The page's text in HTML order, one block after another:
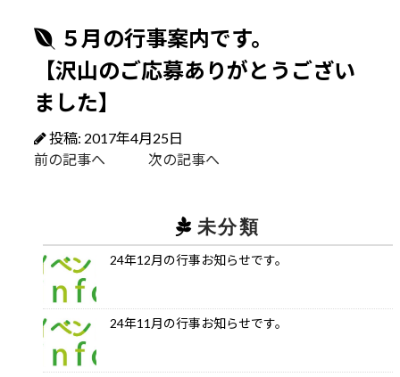
５月の行事案内です。
【沢山のご応募ありがとうござい
ました】
投稿: 2017年4月25日
前の記事へ 次の記事へ
未分類
24年12月の行事お知らせです。
24年11月の行事お知らせです。